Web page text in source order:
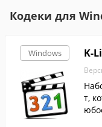
Кодеки для
Windows K-
т,